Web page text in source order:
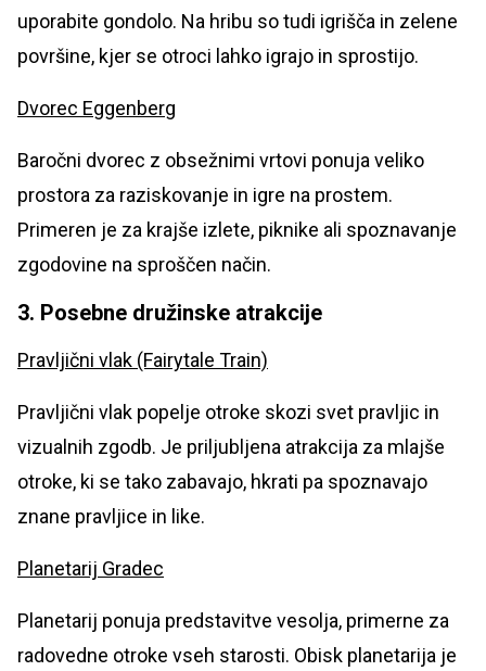
uporabite gondolo. Na hribu so tudi igrišča in zelene
površine, kjer se otroci lahko igrajo in sprostijo.
Dvorec Eggenberg
Baročni dvorec z obsežnimi vrtovi ponuja veliko
prostora za raziskovanje in igre na prostem.
Primeren je za krajše izlete, piknike ali spoznavanje
zgodovine na sproščen način.
3. Posebne družinske atrakcije
Pravljični vlak (Fairytale Train)
Pravljični vlak popelje otroke skozi svet pravljic in
vizualnih zgodb. Je priljubljena atrakcija za mlajše
otroke, ki se tako zabavajo, hkrati pa spoznavajo
znane pravljice in like.
Planetarij Gradec
Planetarij ponuja predstavitve vesolja, primerne za
radovedne otroke vseh starosti. Obisk planetarija je